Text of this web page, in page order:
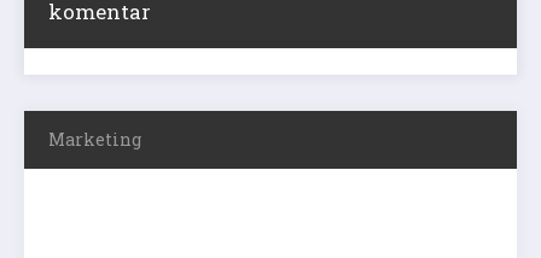
komentar
Marketing